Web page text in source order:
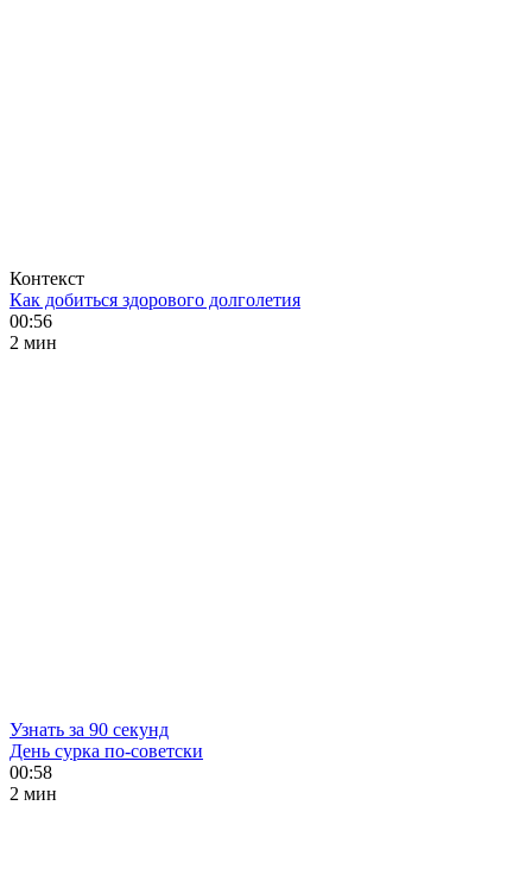
Контекст
Как добиться здорового долголетия
00:56
2 мин
Узнать за 90 секунд
День сурка по-советски
00:58
2 мин